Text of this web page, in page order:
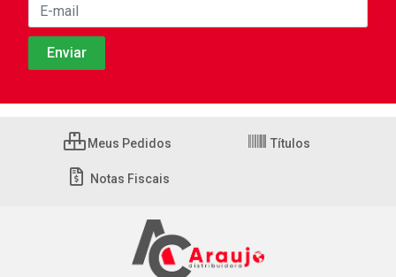
Meus Pedidos Títulos
Notas Fiscais